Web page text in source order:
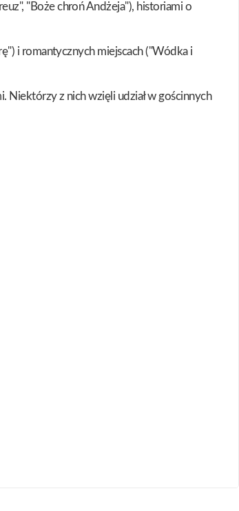
"Boże chroń Andżeja"), historiami o
i romantycznych miejscach ("Wódka i
Niektórzy z nich wzięli udział w gościnnych